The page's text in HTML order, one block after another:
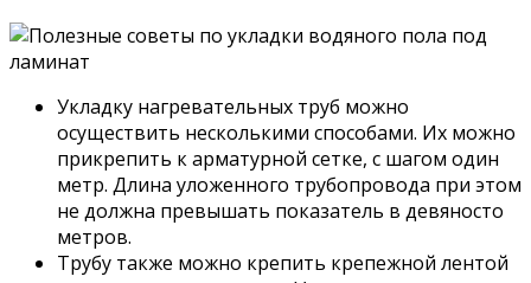
Укладку нагревательных труб можно
осуществить несколькими способами. Их можно
прикрепить к арматурной сетке, с шагом один
метр. Длина уложенного трубопровода при этом
не должна превышать показатель в девяносто
метров.
Трубу также можно крепить крепежной лентой